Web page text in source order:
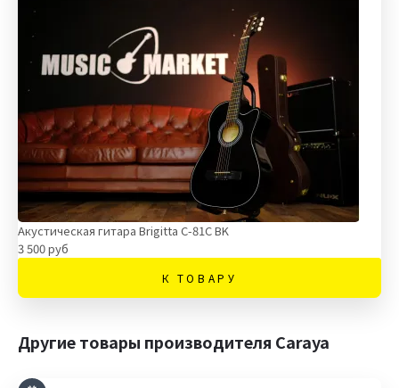
Акустическая гитара Brigitta C-81C BK
3 500 руб
К ТОВАРУ
Другие товары производителя Caraya